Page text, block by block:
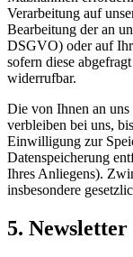
Verarbeitung auf
Bearbeitung der an
DSGVO) oder auf
sofern diese
widerrufbar.
Die von Ihnen an uns
verbleiben bei uns,
Einwilligung zur
Datenspeicherung
Ihres Anliegens).
insbesondere
5. Newsletter